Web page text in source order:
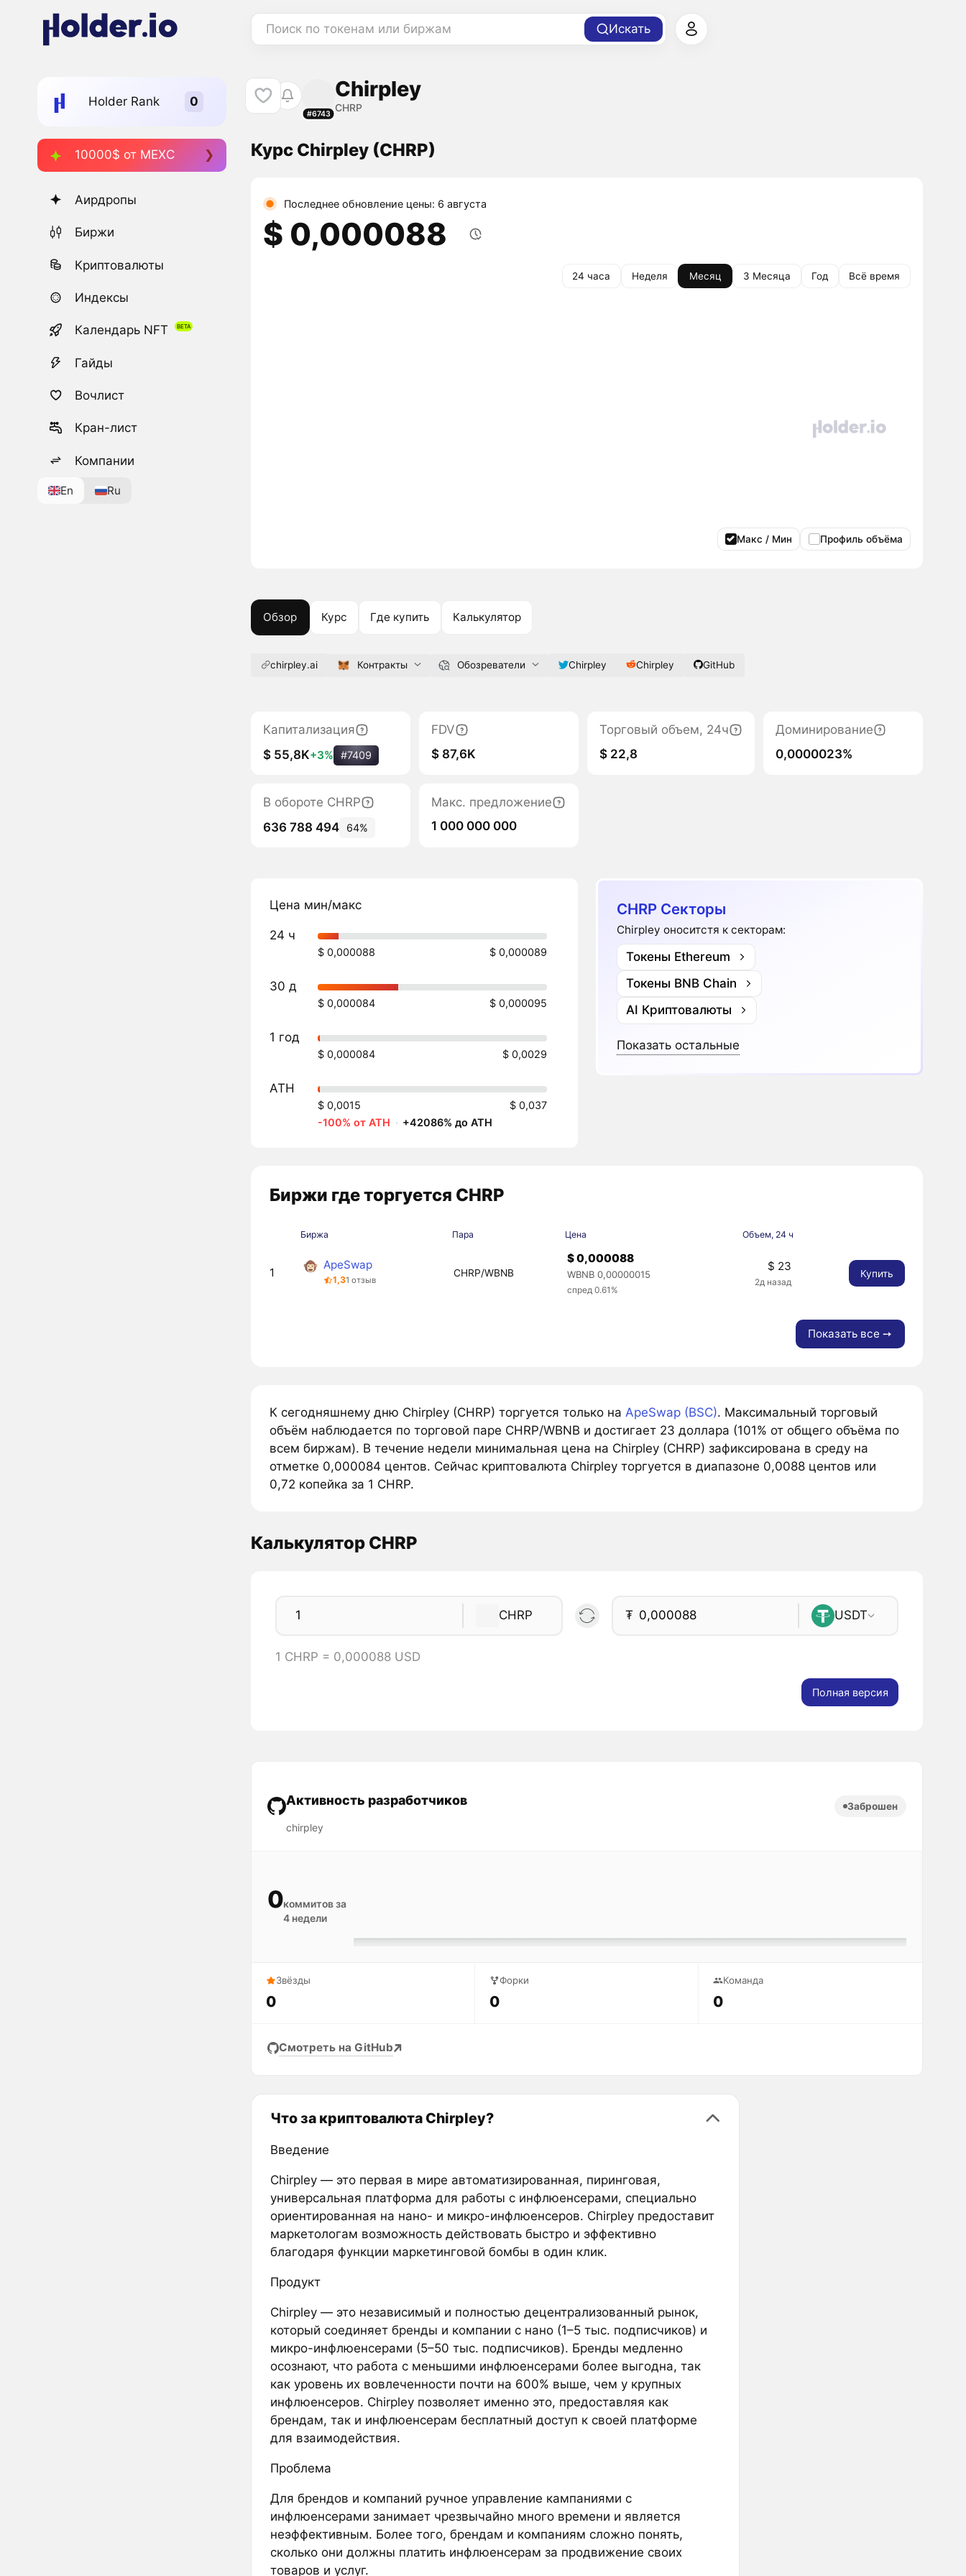
Поиск по токенам или биржам Искать
Holder Rank
10000$ от MEXC
Аирдропы
Биржи
Криптовалюты
Индексы
Календарь NFT
Гайды
Вочлист
Кран-лист
Компании
En Ru
#6743
Chirpley
CHRP
Курс Chirpley (CHRP)
Последнее обновление цены: 6 августа
$ 0,000088
24 часа Неделя Месяц 3 Месяца Год Всё время
Макс / Мин Профиль объёма
Обзор Курс Где купить Калькулятор
chirpley.ai Контракты Обозреватели Chirpley Chirpley GitHub
Капитализация
$ 55,8K+3% #7409
FDV
$ 87,6K
Торговый объем, 24ч
$ 22,8
Доминирование
0,0000023%
В обороте CHRP
636 788 494
64%
Макс. предложение
1 000 000 000
Цена мин/макс
24 ч
$ 0,000088 $ 0,000089
30 д
$ 0,000084 $ 0,000095
1 год
$ 0,000084 $ 0,0029
ATH
$ 0,0015
$ 0,037
-100% от ATH · +42086% до ATH
CHRP Секторы
Chirpley оноситстя к секторам:
Токены Ethereum
Токены BNB Chain
AI Криптовалюты
Показать остальные
Биржи где торгуется CHRP
Биржа Пара Цена Объем, 24 ч
1
ApeSwap
1,31 отзыв
CHRP/WBNB
$ 0,000088
WBNB 0,00000015
спред 0.61%
$ 23
2д назад
Купить
Показать все ➙
К сегодняшнему дню Chirpley (CHRP) торгуется только на ApeSwap (BSC). Максимальный торговый
объём наблюдается по торговой паре CHRP/WBNB и достигает 23 доллара (101% от общего объёма по
всем биржам). В течение недели минимальная цена на Chirpley (CHRP) зафиксирована в среду на
отметке 0,000084 центов. Сейчас криптовалюта Chirpley торгуется в диапазоне 0,0088 центов или
0,72 копейка за 1 CHRP.
Калькулятор CHRP
CHRP ₮ USDT
1 CHRP = 0,000088 USD
Полная версия
Активность разработчиков
chirpley
Заброшен
0коммитов за
4 недели
Звёзды
0
Форки
0
Команда
0
Смотреть на GitHub
Что за криптовалюта Chirpley?
Введение
Chirpley — это первая в мире автоматизированная, пиринговая,
универсальная платформа для работы с инфлюенсерами, специально
ориентированная на нано- и микро-инфлюенсеров. Chirpley предоставит
маркетологам возможность действовать быстро и эффективно
благодаря функции маркетинговой бомбы в один клик.
Продукт
Chirpley — это независимый и полностью децентрализованный рынок,
который соединяет бренды и компании с нано (1–5 тыс. подписчиков) и
микро-инфлюенсерами (5–50 тыс. подписчиков). Бренды медленно
осознают, что работа с меньшими инфлюенсерами более выгодна, так
как уровень их вовлеченности почти на 600% выше, чем у крупных
инфлюенсеров. Chirpley позволяет именно это, предоставляя как
брендам, так и инфлюенсерам бесплатный доступ к своей платформе
для взаимодействия.
Проблема
Для брендов и компаний ручное управление кампаниями с
инфлюенсерами занимает чрезвычайно много времени и является
неэффективным. Более того, брендам и компаниям сложно понять,
сколько они должны платить инфлюенсерам за продвижение своих
товаров и услуг.